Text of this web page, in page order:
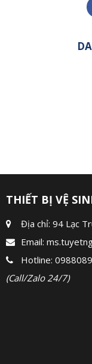
THIẾT BỊ VỆ
Địa chỉ: 94 Lạc
Email:
Hotline:
(Call/Zalo 24/7)